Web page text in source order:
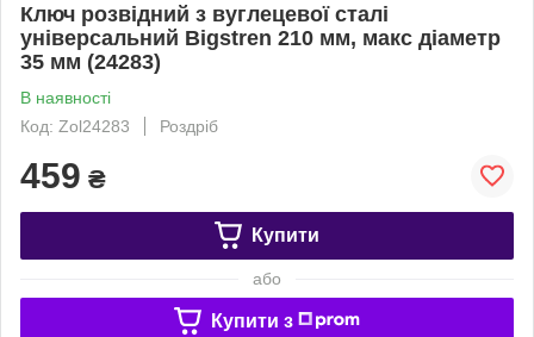
Ключ розвідний з вуглецевої сталі
універсальний Bigstren 210 мм, макс діаметр
35 мм (24283)
В наявності
Код: Zol24283
Роздріб
459 ₴
Купити
або
Купити з